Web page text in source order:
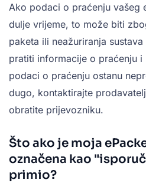
Ako podaci o praćenju vašeg
dulje vrijeme, to može biti
paketa ili neažuriranja
pratiti informacije o praćenju
podaci o praćenju ostanu
dugo, kontaktirajte
obratite prijevozniku.
Što ako je moja
označena kao
primio?